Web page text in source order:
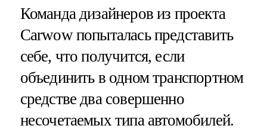
Команда дизайнеров из проекта
Carwow попыталась представить
себе, что получится, если
объединить в одном транспортном
средстве два совершенно
несочетаемых типа автомобилей.